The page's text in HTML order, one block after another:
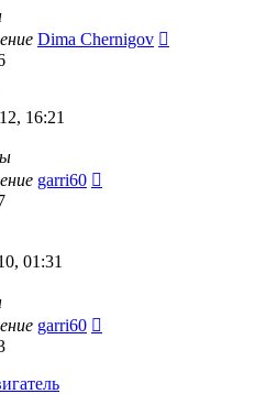
Dima Chernigov
16:21
garri60
01:31
garri60